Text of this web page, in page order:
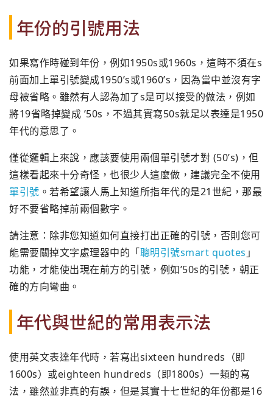
年份的引號用法
如果寫作時碰到年份，例如1950s或1960s，這時不須在s
前面加上單引號變成1950’s或1960’s，因為當中並沒有字
母被省略。雖然有人認為加了s是可以接受的做法，例如
將19省略掉變成 ’50s，不過其實寫50s就足以表達是1950
年代的意思了。
僅從邏輯上來說，應該要使用兩個單引號才對 (50’s)， 但
這樣看起來十分奇怪，也很少人這麼做，建議完全不使用
單引號 。 若希望讓人馬上知道所指年代的是21世紀， 那最
好不要省略掉前兩個數字。
請注意： 除非您知道如何直接打出正確的引號， 否則您可
能需要關掉文字處理器中的「聰明引號smart quotes 」
功能，才能使出現在前方的引號，例如’50s的引號，朝正
確的方向彎曲。
年代與世紀的常用表示法
使用英文表達年代時，若寫出sixteen hundreds（即
1600s）或eighteen hundreds（即1800s）一類的寫
法， 雖然並非真的有誤，但是其實十七世紀的年份都是16